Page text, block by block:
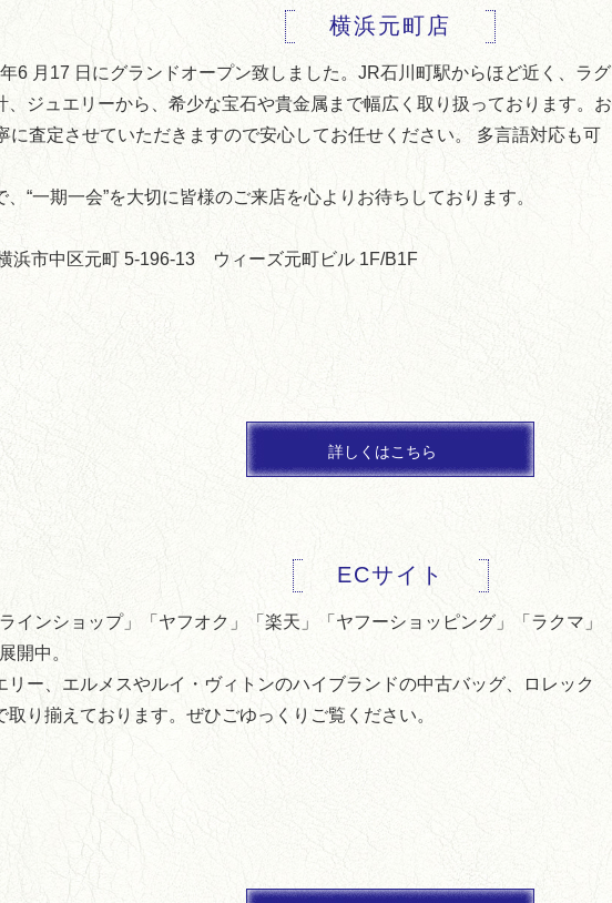
横浜元町店
6 月17 日にグランドオープン致しました。JR石川町駅からほど近く、ラグ
、ジュエリーから、希少な宝石や貴金属まで幅広く取り扱っております。お
に査定させていただきますので安心してお任せください。 多言語対応も可
“一期一会”を大切に皆様のご来店を心よりお待ちしております。
浜市中区元町 5-196-13 ウィーズ元町ビル 1F/B1F
詳しくはこちら
ECサイト
インショップ」「ヤフオク」「楽天」「ヤフーショッピング」「ラクマ」
開中。
ー、エルメスやルイ・ヴィトンのハイブランドの中古バッグ、ロレック
り揃えております。ぜひごゆっくりご覧ください。